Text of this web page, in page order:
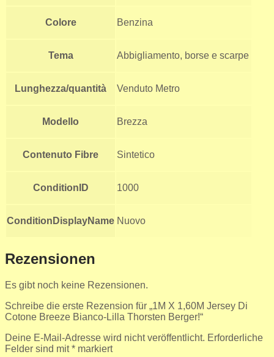
Colore Benzina
Tema Abbigliamento, borse e scarpe
Lunghezza/quantità Venduto Metro
Modello Brezza
Contenuto Fibre Sintetico
ConditionID 1000
ConditionDisplayName Nuovo
Rezensionen
Es gibt noch keine Rezensionen.
Schreibe die erste Rezension für „1M X 1,60M Jersey Di
Cotone Breeze Bianco-Lilla Thorsten Berger!“
Deine E-Mail-Adresse wird nicht veröffentlicht. Erforderliche
Felder sind mit* markiert